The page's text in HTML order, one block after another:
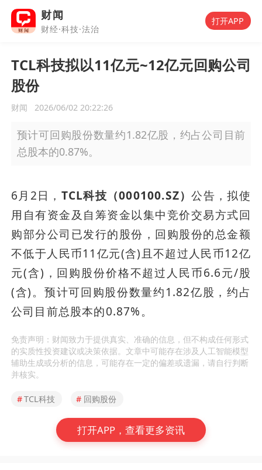
财闻
财经·科技·法治
打开APP
TCL科技拟以11亿元~12亿元回购公司
股份
财闻 2026/06/02 20:22:26
预计可回购股份数量约1.82亿股，约占公司目前
总股本的0.87%。
6月2日， TCL科技（000100.SZ）公告，拟使
用自有资金及自筹资金以集中竞价交易方式回
购部分公司已发行的股份，回购股份的总金额
不低于人民币11亿元(含)且不超过人民币12亿
元(含)，回购股份价格不超过人民币6.6元/股
(含)。预计可回购股份数量约1.82亿股，约占
公司目前总股本的0.87%。
免责声明：财闻致力于提供真实、准确的信息，但不构成任何形式
的实质性投资建议或决策依据。文章中可能存在涉及人工智能模型
辅助生成或分析的信息，可能存在一定的偏差或遗漏，请自行判断
并核实。
#TCL科技 # 回购股份
打开APP，查看更多资讯